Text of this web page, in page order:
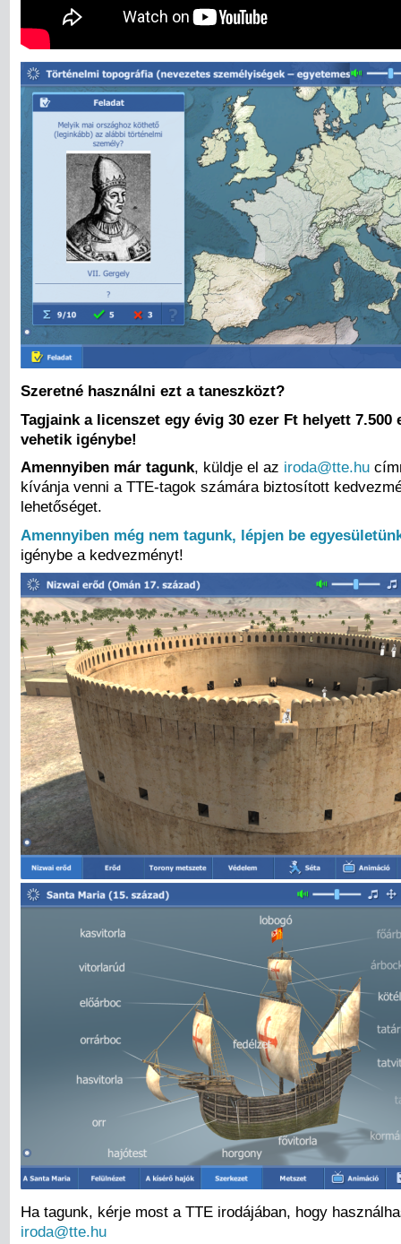
Szeretné használni ezt a taneszközt?
Tagjaink a licenszet egy évig 30 ezer Ft helyett
vehetik igénybe!
Amennyiben már tagunk, küldje el az iroda@tte.hu
kívánja venni a TTE-tagok számára biztosított
lehetőséget.
Amennyiben még nem tagunk, lépjen be
igénybe a kedvezményt!
Ha tagunk, kérje most a TTE irodájában, hogy
iroda@tte.hu